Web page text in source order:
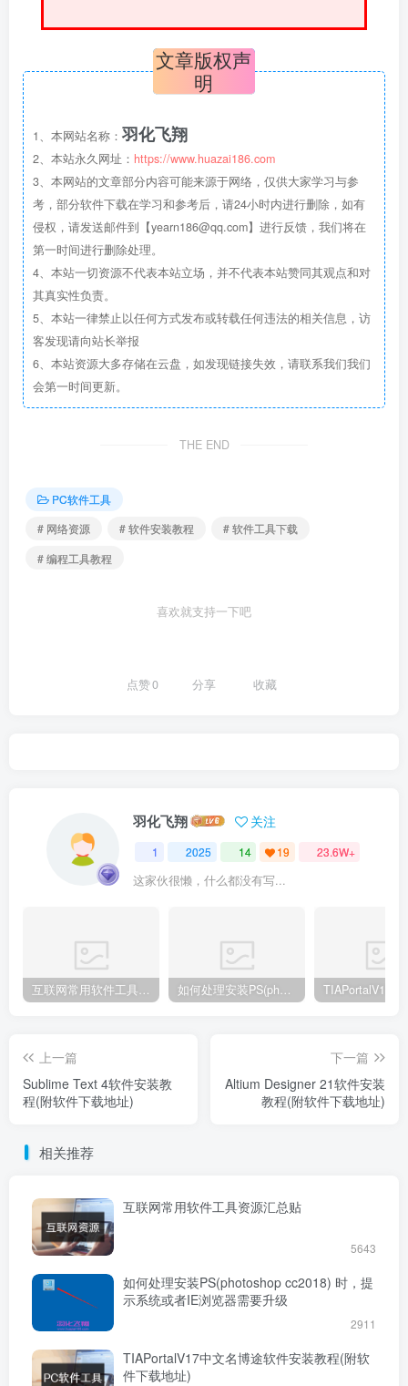
文章版权声
明
1、本网站名称： 羽化飞翔
2、本站永久网址： https://www.huazai186.com
3、本网站的文章部分内容可能来源于网络，仅供大家学习与参
考，部分软件下载在学习和参考后，请24小时内进行删除，如有
侵权，请发送邮件到【yearn186@qq.com】进行反馈，我们将在
第一时间进行删除处理。
4、本站一切资源不代表本站立场，并不代表本站赞同其观点和对
其真实性负责。
5、本站一律禁止以任何方式发布或转载任何违法的相关信息，访
客发现请向站长举报
6、本站资源大多存储在云盘，如发现链接失效，请联系我们我们
会第一时间更新。
THE END
PC软件工具
# 网络资源
# 软件安装教程
# 软件工具下载
# 编程工具教程
喜欢就支持一下吧
点赞0 分享 收藏
羽化飞翔 关注
1 2025 14 19 23.6W+
这家伙很懒，什么都没有写...
互联网常用软件工具资源汇总贴 如何处理安装PS(photoshop cc2018) 时，提示系统或者IE浏览器需要升级
上一篇
Sublime Text 4软件安装教
程(附软件下载地址)
下一篇
Altium Designer 21软件安装
教程(附软件下载地址)
相关推荐
互联网常用软件工具资源汇总贴
5643
如何处理安装PS(photoshop cc2018) 时，提
示系统或者IE浏览器需要升级
2911
TIAPortalV17中文名博途软件安装教程(附软
件下载地址)